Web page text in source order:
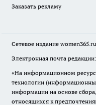
Заказать рекламу
Сетевое издание women365.ru
Электронная почта
«На информационном
технологии
информации на основе
относящихся к